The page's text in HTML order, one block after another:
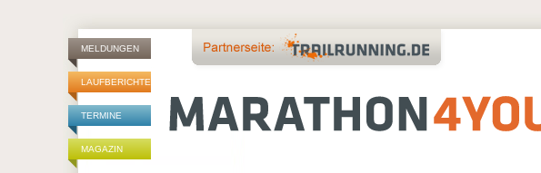
MELDUNGEN
LAUFBERICHTE
TERMINE
MAGAZIN